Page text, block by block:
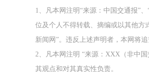
1、凡本网注明“来源：中国交通报”
位及个人不得转载、摘编或以其他方
新闻网”。违反上述声明者，本网将追
2、凡本网注明 “来源：XXX（非中
其观点和对其真实性负责。